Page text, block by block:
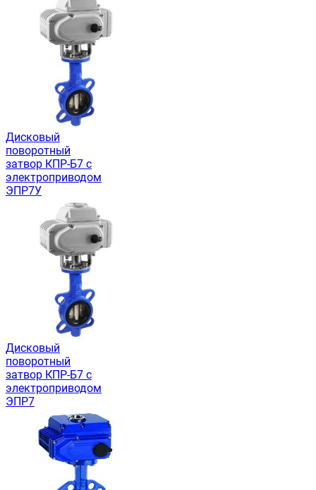
Дисковый
поворотный
затвор КПР-Б7 с
электроприводом
ЭПР7У
Дисковый
поворотный
затвор КПР-Б7 с
электроприводом
ЭПР7